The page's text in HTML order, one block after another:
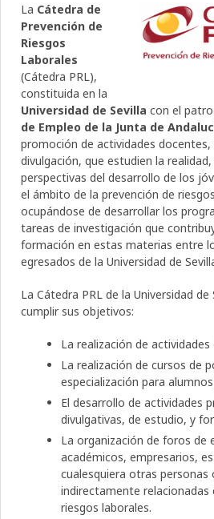
La Cátedra de
Prevención de
Riesgos
Laborales
(Cátedra PRL),
constituida en la
Universidad de Sevilla con el
de Empleo de la Junta de
promoción de actividades
divulgación, que estudien la
perspectivas del desarrollo de los
el ámbito de la prevención de
ocupándose de desarrollar los
tareas de investigación que
formación en estas materias entre
egresados de la Universidad de
La Cátedra PRL de la Universidad
cumplir sus objetivos:
La realización de actividades
La realización de cursos de
especialización para
El desarrollo de actividades
divulgativas, de estudio, y
La organización de foros de
académicos, empresarios,
cualesquiera otras
indirectamente relacionadas
riesgos laborales.